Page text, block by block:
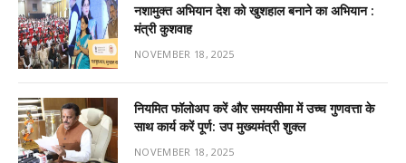
नशामुक्त अभियान देश को खुशहाल बनाने का अभियान :
मंत्री कुशवाह
NOVEMBER 18, 2025
नियमित फॉलोअप करें और समयसीमा में उच्च गुणवत्ता के
साथ कार्य करें पूर्ण: उप मुख्यमंत्री शुक्ल
NOVEMBER 18, 2025